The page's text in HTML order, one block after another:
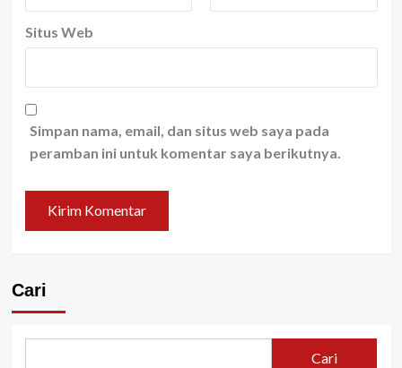
Situs Web
Simpan nama, email, dan situs web saya pada
peramban ini untuk komentar saya berikutnya.
Cari
Cari